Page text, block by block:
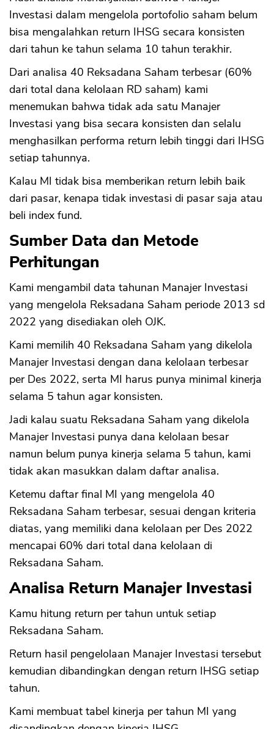
Investasi dalam mengelola portofolio saham belum
bisa mengalahkan return IHSG secara konsisten
dari tahun ke tahun selama 10 tahun terakhir.
Dari analisa 40 Reksadana Saham terbesar (60%
dari total dana kelolaan RD saham) kami
menemukan bahwa tidak ada satu Manajer
Investasi yang bisa secara konsisten dan selalu
menghasilkan performa return lebih tinggi dari IHSG
setiap tahunnya.
Kalau MI tidak bisa memberikan return lebih baik
dari pasar, kenapa tidak investasi di pasar saja atau
beli index fund.
Sumber Data dan Metode
Perhitungan
Kami mengambil data tahunan Manajer Investasi
yang mengelola Reksadana Saham periode 2013 sd
2022 yang disediakan oleh OJK.
Kami memilih 40 Reksadana Saham yang dikelola
Manajer Investasi dengan dana kelolaan terbesar
per Des 2022, serta MI harus punya minimal kinerja
selama 5 tahun agar konsisten.
Jadi kalau suatu Reksadana Saham yang dikelola
Manajer Investasi punya dana kelolaan besar
namun belum punya kinerja selama 5 tahun, kami
tidak akan masukkan dalam daftar analisa.
Ketemu daftar final MI yang mengelola 40
Reksadana Saham terbesar, sesuai dengan kriteria
diatas, yang memiliki dana kelolaan per Des 2022
mencapai 60% dari total dana kelolaan di
Reksadana Saham.
Analisa Return Manajer Investasi
Kamu hitung return per tahun untuk setiap
Reksadana Saham.
Return hasil pengelolaan Manajer Investasi tersebut
kemudian dibandingkan dengan return IHSG setiap
tahun.
Kami membuat tabel kinerja per tahun MI yang